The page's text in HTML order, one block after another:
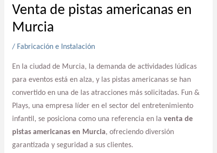
Venta de pistas americanas en
Murcia
/ Fabricación e Instalación
En la ciudad de Murcia, la demanda de actividades lúdicas
para eventos está en alza, y las pistas americanas se han
convertido en una de las atracciones más solicitadas. Fun &
Plays, una empresa líder en el sector del entretenimiento
infantil, se posiciona como una referencia en la venta de
pistas americanas en Murcia, ofreciendo diversión
garantizada y seguridad a sus clientes.